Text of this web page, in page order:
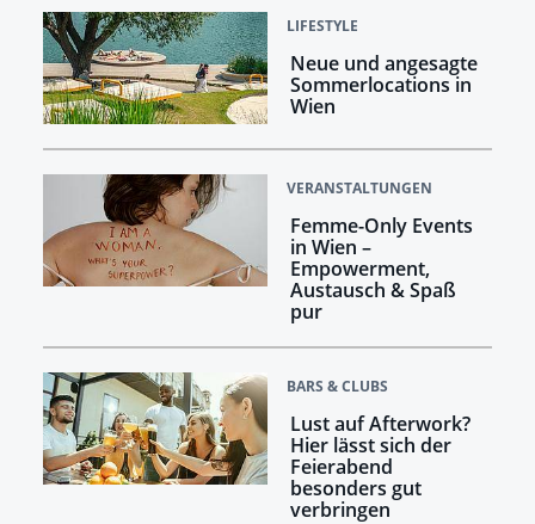
LIFESTYLE
Neue und angesagte
Sommerlocations in
Wien
VERANSTALTUNGEN
Femme-Only Events
in Wien –
Empowerment,
Austausch & Spaß
pur
BARS & CLUBS
Lust auf Afterwork?
Hier lässt sich der
Feierabend
besonders gut
verbringen